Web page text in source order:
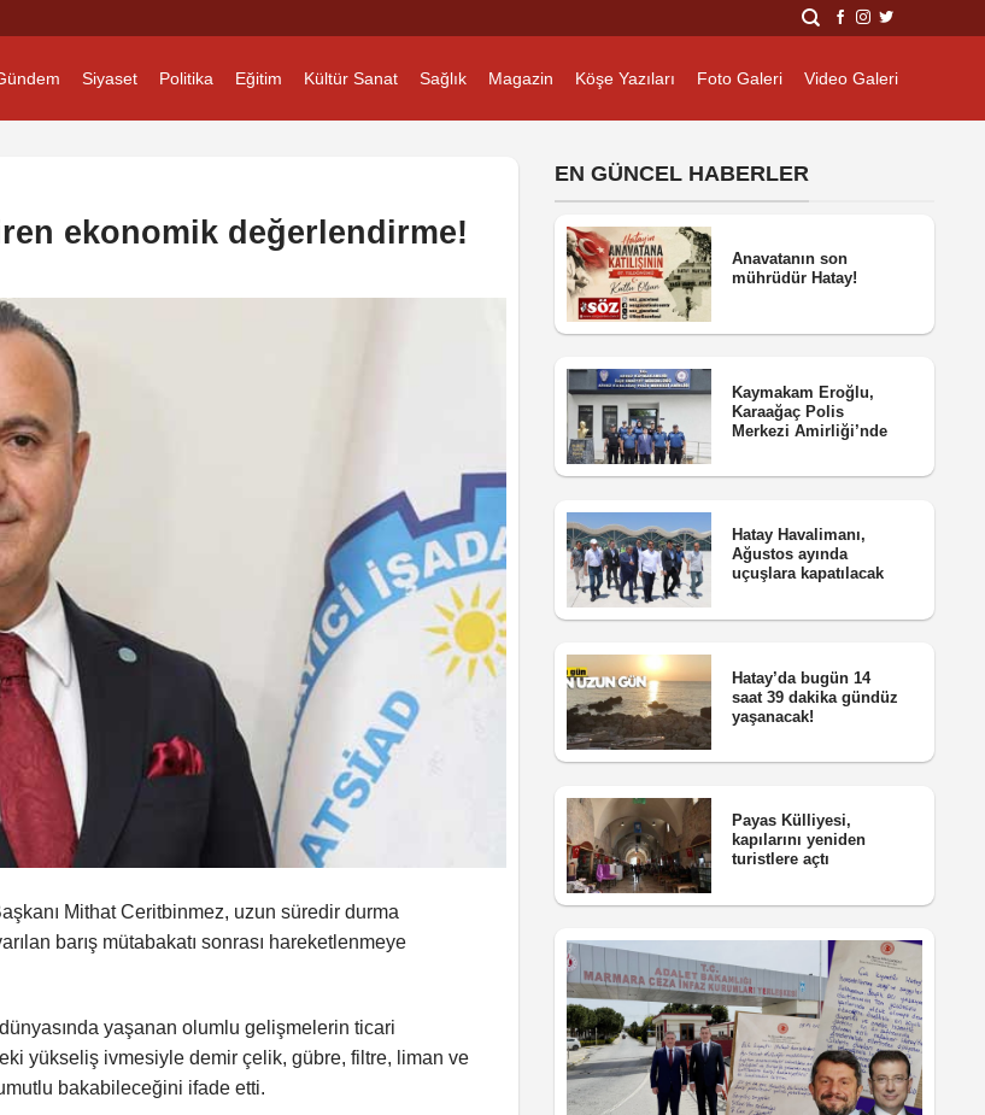
Siyaset Politika Eğitim Kültür Sanat Sağlık Magazin Köşe Yazıları Foto Galeri Video Galeri
ekonomik değerlendirme!
Mithat Ceritbinmez, uzun süredir durma
barış mütabakatı sonrası hareketlenmeye
yaşanan olumlu gelişmelerin ticari
yükseliş ivmesiyle demir çelik, gübre, filtre, liman ve
bakabileceğini ifade etti.
EN GÜNCEL HABERLER
Anavatanın son
mührüdür Hatay!
Kaymakam Eroğlu,
Karaağaç Polis
Merkezi Amirliği’nde
Hatay Havalimanı,
Ağustos ayında
uçuşlara kapatılacak
Hatay’da bugün 14
saat 39 dakika gündüz
yaşanacak!
Payas Külliyesi,
kapılarını yeniden
turistlere açtı